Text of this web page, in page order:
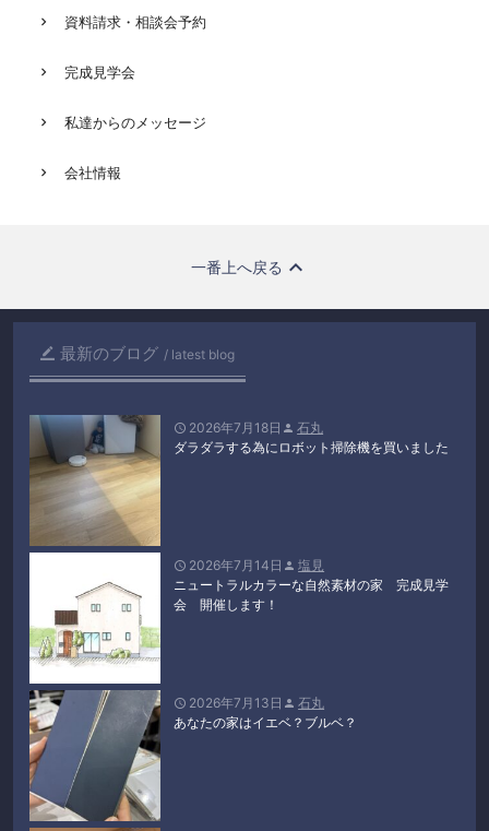
資料請求・相談会予約
完成見学会
私達からのメッセージ
会社情報
一番上へ戻る
 最新のブログ latest blog
 2026年7月18日  石丸
ダラダラする為にロボット掃除機を買いました
 2026年7月14日  塩見
ニュートラルカラーな自然素材の家 完成見学
会 開催します！
 2026年7月13日  石丸
あなたの家はイエベ？ブルベ？